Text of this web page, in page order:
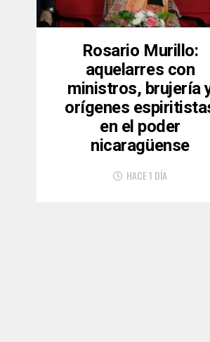
Rosario Murillo:
aquelarres con
ministros, brujería
orígenes
en el poder
nicaragüense
HACE 1 DÍA